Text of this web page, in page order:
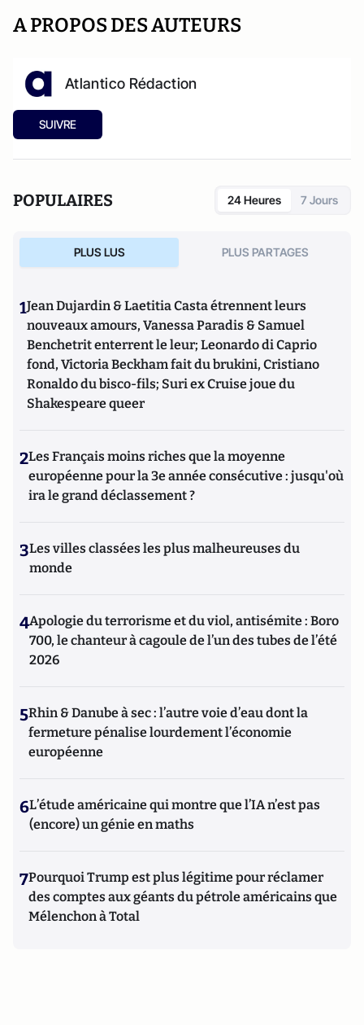
A PROPOS DES AUTEURS
Atlantico Rédaction
SUIVRE
POPULAIRES 24 Heures 7 Jours
PLUS LUS PLUS PARTAGES
1Jean Dujardin & Laetitia Casta étrennent leurs
nouveaux amours, Vanessa Paradis & Samuel
Benchetrit enterrent le leur; Leonardo di Caprio
fond, Victoria Beckham fait du brukini, Cristiano
Ronaldo du bisco-fils; Suri ex Cruise joue du
Shakespeare queer
2Les Français moins riches que la moyenne
européenne pour la 3e année consécutive : jusqu'où
ira le grand déclassement ?
3Les villes classées les plus malheureuses du
monde
4Apologie du terrorisme et du viol, antisémite : Boro
700, le chanteur à cagoule de l’un des tubes de l’été
2026
5Rhin & Danube à sec : l’autre voie d’eau dont la
fermeture pénalise lourdement l’économie
européenne
6L’étude américaine qui montre que l’IA n’est pas
(encore) un génie en maths
7Pourquoi Trump est plus légitime pour réclamer
des comptes aux géants du pétrole américains que
Mélenchon à Total